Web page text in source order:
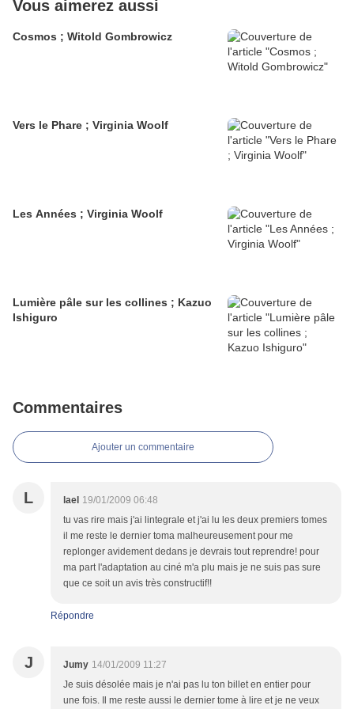
Vous aimerez aussi
Cosmos ; Witold Gombrowicz
Vers le Phare ; Virginia Woolf
Les Années ; Virginia Woolf
Lumière pâle sur les collines ; Kazuo
Ishiguro
Commentaires
Ajouter un commentaire
L lael 19/01/2009 06:48
tu vas rire mais j'ai lintegrale et j'ai lu les deux premiers tomes
il me reste le dernier toma malheureusement pour me
replonger avidement dedans je devrais tout reprendre! pour
ma part l'adaptation au ciné m'a plu mais je ne suis pas sure
que ce soit un avis très constructif!!
Répondre
J Jumy 14/01/2009 11:27
Je suis désolée mais je n'ai pas lu ton billet en entier pour
une fois. Il me reste aussi le dernier tome à lire et je ne veux